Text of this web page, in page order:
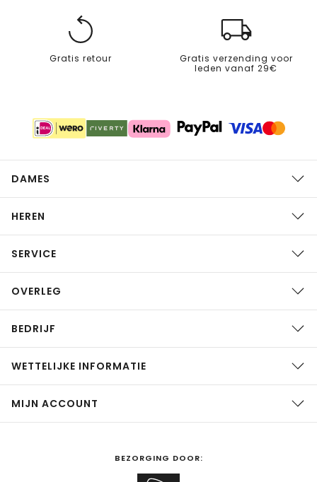
Gratis retour
Gratis verzending voor
leden vanaf 29€
DAMES
HEREN
SERVICE
OVERLEG
BEDRIJF
WETTELIJKE INFORMATIE
MIJN ACCOUNT
BEZORGING DOOR: